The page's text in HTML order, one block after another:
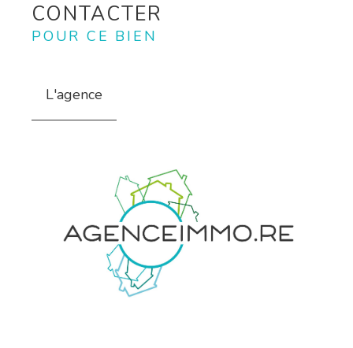
CONTACTER
POUR CE BIEN
L'agence